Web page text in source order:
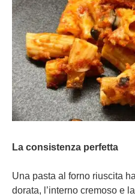
La consistenza perfetta
Una pasta al forno riuscita
dorata, l’interno cremoso e